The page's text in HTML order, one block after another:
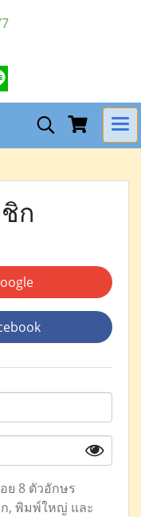
ก
ย 8 ตัวอักษร
, พิมพ์ใหญ่ และ